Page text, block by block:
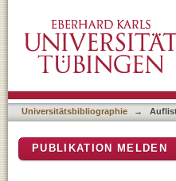
Universitätsbibliographie →
PUBLIKATION MELDEN